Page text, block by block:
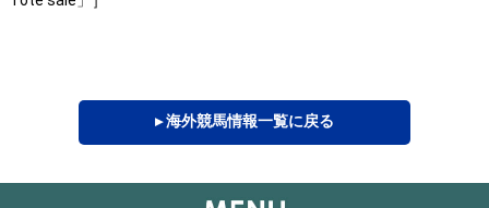
▸ 海外競馬情報一覧に戻る